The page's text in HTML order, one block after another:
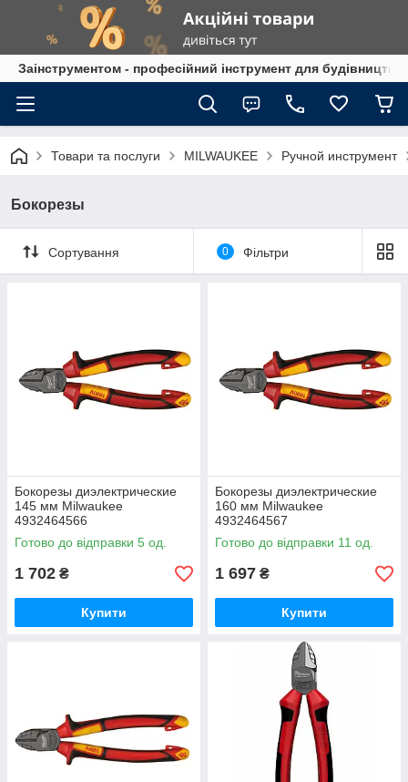
Заінструментом - професійний інструмент для
Товари та послуги MILWAUKEE Ручной инструмент
Бокорезы
Сортування 0 Фільтри
Бокорезы диэлектрические
145 мм Milwaukee
4932464566
Готово до відправки 5 од.
1 702 ₴
Купити
Бокорезы диэлектрические
160 мм Milwaukee
4932464567
Готово до відправки 11 од.
1 697 ₴
Купити